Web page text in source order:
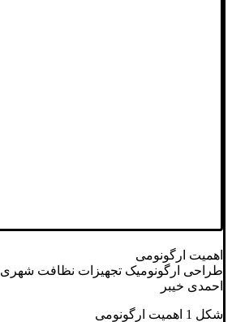
اهمیت ارگونومی
طراحی ارگونومیک تجهیزات نظافت شهری
احمدی خیبر
شکل 1 اهمیت ارگونومی